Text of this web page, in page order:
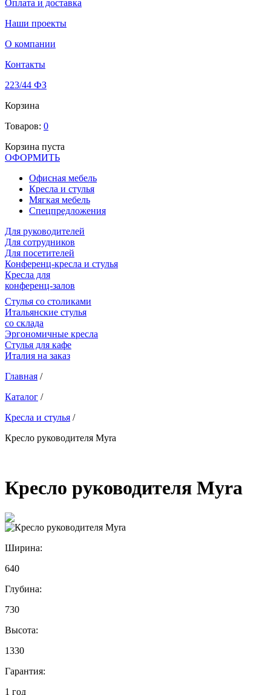
Оплата и доставка
Наши проекты
О компании
Контакты
223/44 ФЗ
Корзина
Товаров: 0
Корзина пуста
ОФОРМИТЬ
Офиcная мебель
Кресла и стулья
Мягкая мебель
Спецпредложения
Для руководителей
Для сотрудников
Для посетителей
Конференц-кресла и стулья
Кресла для
конференц-залов
Cтулья со столиками
Итальянские стулья
со склада
Эргономичные кресла
Стулья для кафе
Италия на заказ
Главная /
Каталог /
Кресла и стулья /
Кресло руководителя Myra
Кресло руководителя Myra
Ширина:
640
Глубина:
730
Высота:
1330
Гарантия:
1 год